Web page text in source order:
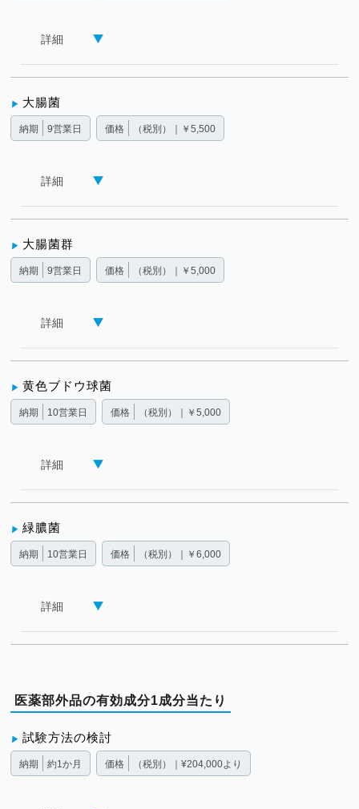
詳細
大腸菌
納期 9営業日 価格 （税別）｜￥5,500
詳細
大腸菌群
納期 9営業日 価格 （税別）｜￥5,000
詳細
黄色ブドウ球菌
納期 10営業日 価格 （税別）｜￥5,000
詳細
緑膿菌
納期 10営業日 価格 （税別）｜￥6,000
詳細
医薬部外品の有効成分1成分当たり
試験方法の検討
納期 約1か月 価格 （税別）｜¥204,000より